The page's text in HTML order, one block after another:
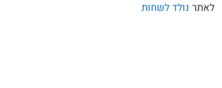
לאתר נולד לשחות